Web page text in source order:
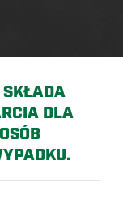
SKŁADA
DLA